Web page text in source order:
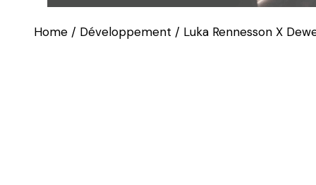
Home Développement Luka Rennesson X